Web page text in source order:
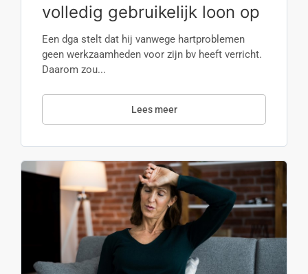
volledig gebruikelijk loon op
Een dga stelt dat hij vanwege hartproblemen
geen werkzaamheden voor zijn bv heeft verricht.
Daarom zou...
Lees meer